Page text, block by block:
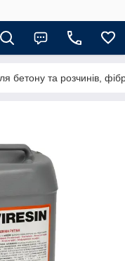
бетону та розчинів,